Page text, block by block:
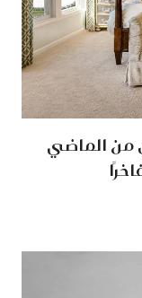
من الماضي